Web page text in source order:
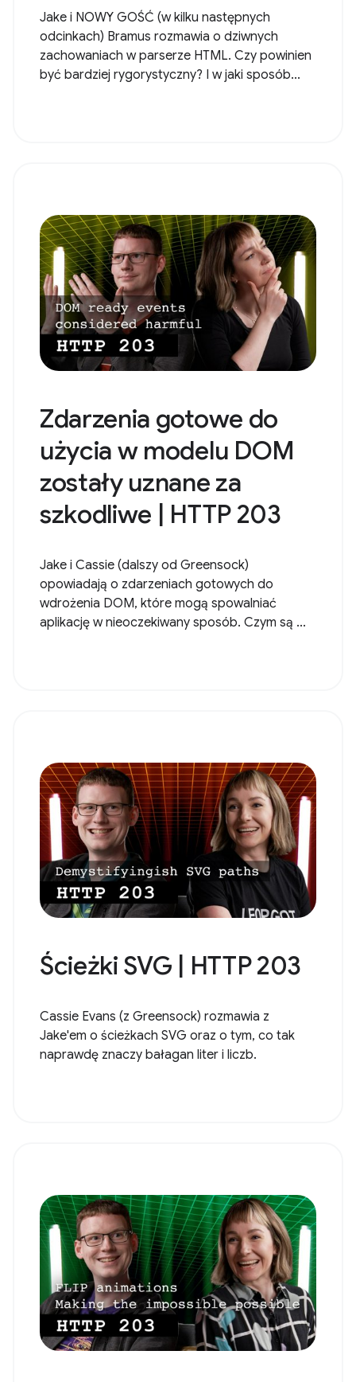
Jake i NOWY GOŚĆ (w kilku następnych
odcinkach) Bramus rozmawia o dziwnych
zachowaniach w parserze HTML. Czy powinien
być bardziej rygorystyczny? I w jaki sposób...
Zdarzenia gotowe do
użycia w modelu DOM
zostały uznane za
szkodliwe | HTTP 203
Jake i Cassie (dalszy od Greensock)
opowiadają o zdarzeniach gotowych do
wdrożenia DOM, które mogą spowalniać
aplikację w nieoczekiwany sposób. Czym są ...
Ścieżki SVG | HTTP 203
Cassie Evans (z Greensock) rozmawia z
Jake'em o ścieżkach SVG oraz o tym, co tak
naprawdę znaczy bałagan liter i liczb.